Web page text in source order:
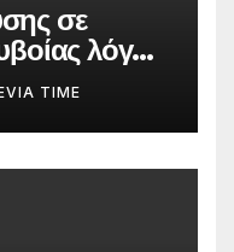
σε
λόγω
TIME